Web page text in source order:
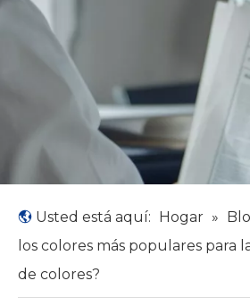
Usted está aquí: Hogar »
los colores más populares para
de colores?